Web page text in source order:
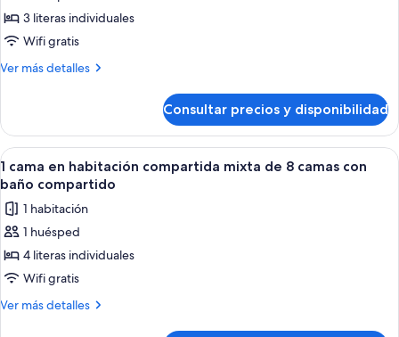
baño
cama
en
habitación
de
camas
con
baño
compartido
3 literas individuales
Wifi gratis
Ver más detalles
Más
cama
en
habitación
compartida
de
6
con
baño
Consultar precios y disponibilidad
Abrir
todas
las
fotos
de
1
cama
en
Un dormitorio con literas, cortinas
6
1 cama en habitación compartida mixta de 8 camas con
baño compartido
1 habitación
1 huésped
4 literas individuales
Wifi gratis
Ver más detalles
Más